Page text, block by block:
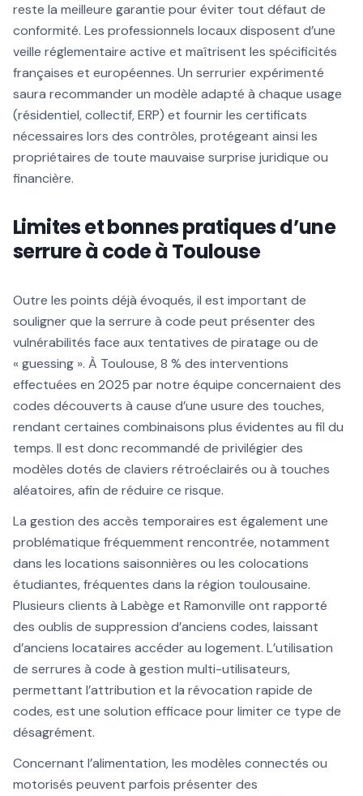
reste la meilleure garantie pour éviter tout défaut de
conformité. Les professionnels locaux disposent d’une
veille réglementaire active et maîtrisent les spécificités
françaises et européennes. Un serrurier expérimenté
saura recommander un modèle adapté à chaque usage
(résidentiel, collectif, ERP) et fournir les certificats
nécessaires lors des contrôles, protégeant ainsi les
propriétaires de toute mauvaise surprise juridique ou
financière.
Limites et bonnes pratiques d’une
serrure à code à Toulouse
Outre les points déjà évoqués, il est important de
souligner que la serrure à code peut présenter des
vulnérabilités face aux tentatives de piratage ou de
« guessing ». À Toulouse, 8 % des interventions
effectuées en 2025 par notre équipe concernaient des
codes découverts à cause d’une usure des touches,
rendant certaines combinaisons plus évidentes au fil du
temps. Il est donc recommandé de privilégier des
modèles dotés de claviers rétroéclairés ou à touches
aléatoires, afin de réduire ce risque.
La gestion des accès temporaires est également une
problématique fréquemment rencontrée, notamment
dans les locations saisonnières ou les colocations
étudiantes, fréquentes dans la région toulousaine.
Plusieurs clients à Labège et Ramonville ont rapporté
des oublis de suppression d’anciens codes, laissant
d’anciens locataires accéder au logement. L’utilisation
de serrures à code à gestion multi-utilisateurs,
permettant l’attribution et la révocation rapide de
codes, est une solution efficace pour limiter ce type de
désagrément.
Concernant l’alimentation, les modèles connectés ou
motorisés peuvent parfois présenter des